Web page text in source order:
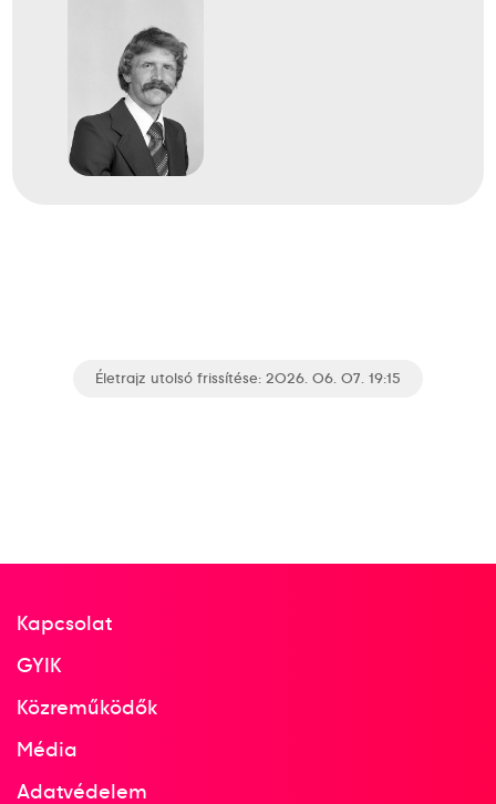
Életrajz utolsó frissítése: 2026. 06. 07. 19:15
Kapcsolat
GYIK
Közreműködők
Média
Adatvédelem